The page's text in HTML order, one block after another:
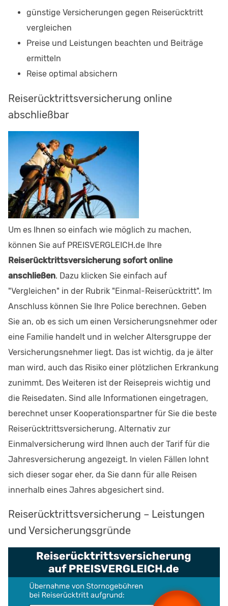
günstige Versicherungen gegen Reiserücktritt
vergleichen
Preise und Leistungen beachten und Beiträge
ermitteln
Reise optimal absichern
Reiserücktrittsversicherung online
abschließbar
Um es Ihnen so einfach wie möglich zu machen,
können Sie auf PREISVERGLEICH.de Ihre
Reiserücktrittsversicherung sofort online
anschließen. Dazu klicken Sie einfach auf
"Vergleichen" in der Rubrik "Einmal-Reiserücktritt". Im
Anschluss können Sie Ihre Police berechnen. Geben
Sie an, ob es sich um einen Versicherungsnehmer oder
eine Familie handelt und in welcher Altersgruppe der
Versicherungsnehmer liegt. Das ist wichtig, da je älter
man wird, auch das Risiko einer plötzlichen Erkrankung
zunimmt. Des Weiteren ist der Reisepreis wichtig und
die Reisedaten. Sind alle Informationen eingetragen,
berechnet unser Kooperationspartner für Sie die beste
Reiserücktrittsversicherung. Alternativ zur
Einmalversicherung wird Ihnen auch der Tarif für die
Jahresversicherung angezeigt. In vielen Fällen lohnt
sich dieser sogar eher, da Sie dann für alle Reisen
innerhalb eines Jahres abgesichert sind.
Reiserücktrittsversicherung – Leistungen
und Versicherungsgründe